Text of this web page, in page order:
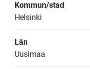
Kommun/stad
Helsinki
Län
Uusimaa